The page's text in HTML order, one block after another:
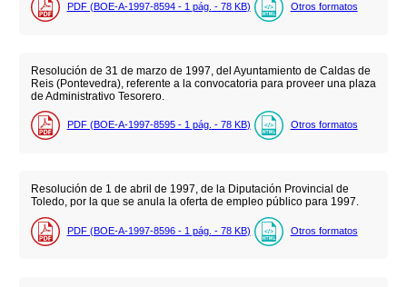
PDF (BOE-A-1997-8594 - 1 pág. - 78 KB) Otros formatos
Resolución de 31 de marzo de 1997, del Ayuntamiento de Caldas de
Reis (Pontevedra), referente a la convocatoria para proveer una plaza
de Administrativo Tesorero.
PDF (BOE-A-1997-8595 - 1 pág. - 78 KB) Otros formatos
Resolución de 1 de abril de 1997, de la Diputación Provincial de
Toledo, por la que se anula la oferta de empleo público para 1997.
PDF (BOE-A-1997-8596 - 1 pág. - 78 KB) Otros formatos